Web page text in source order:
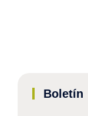
Boletín